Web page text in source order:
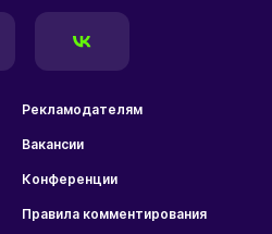
Рекламодателям
Вакансии
Конференции
Правила комментирования